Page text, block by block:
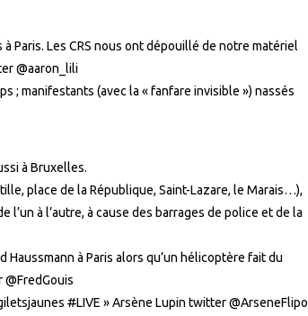
à Paris. Les CRS nous ont dépouillé de notre matériel
@aaron_lili
; manifestants (avec la « fanfare invisible ») nassés
à Bruxelles.
place de la République, Saint-Lazare, le Marais…),
à l’autre, à cause des barrages de police et de la
Haussmann à Paris alors qu’un hélicoptère fait du
#LIVE » Arsène Lupin twitter @ArseneFlipo